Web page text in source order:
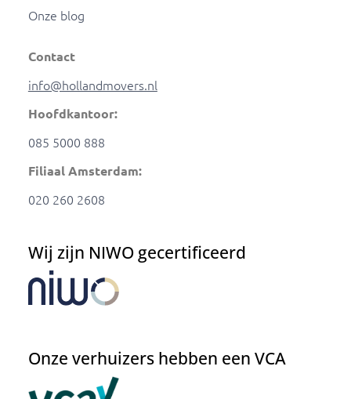
Onze blog
Contact
info@hollandmovers.nl
Hoofdkantoor:
085 5000 888
Filiaal Amsterdam:
020 260 2608
Wij zijn NIWO gecertificeerd
Onze verhuizers hebben een VCA